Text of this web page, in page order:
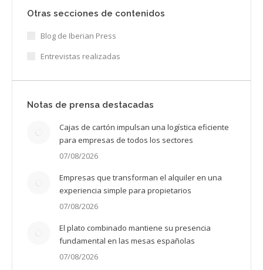
Otras secciones de contenidos
Blog de Iberian Press
Entrevistas realizadas
Notas de prensa destacadas
Cajas de cartón impulsan una logística eficiente
para empresas de todos los sectores
07/08/2026
Empresas que transforman el alquiler en una
experiencia simple para propietarios
07/08/2026
El plato combinado mantiene su presencia
fundamental en las mesas españolas
07/08/2026